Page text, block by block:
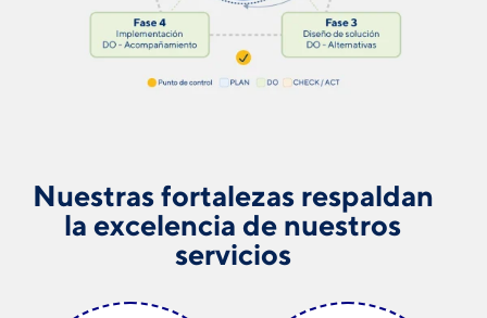
Nuestras fortalezas respaldan
la excelencia de nuestros
servicios